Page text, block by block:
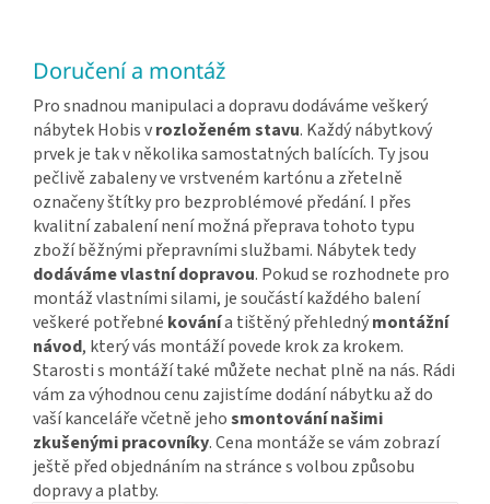
Doručení a montáž
Pro snadnou manipulaci a dopravu dodáváme veškerý
nábytek Hobis vrozloženém stavu. Každý nábytkový
prvek je tak v několika samostatných balících. Ty jsou
pečlivě zabaleny ve vrstveném kartónu a zřetelně
označeny štítky pro bezproblémové předání. I přes
kvalitní zabalení není možná přeprava tohoto typu
zboží běžnými přepravními službami. Nábytek tedy
dodáváme vlastní dopravou. Pokud se rozhodnete pro
montáž vlastními silami, je součástí každého balení
veškeré potřebné kovánía tištěný přehlednýmontážní
návod, který vás montáží povede krok za krokem.
Starosti s montáží také můžete nechat plně na nás. Rádi
vám za výhodnou cenu zajistíme dodání nábytku až do
vaší kanceláře včetně jehosmontování našimi
zkušenými pracovníky. Cena montáže se vám zobrazí
ještě před objednáním na stránce s volbou způsobu
dopravy a platby.